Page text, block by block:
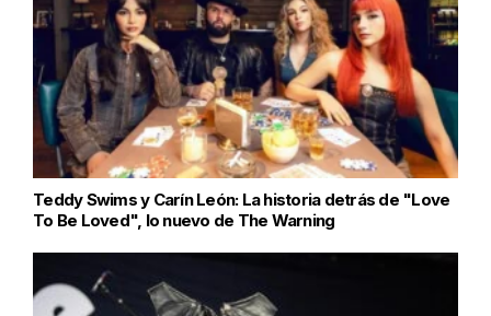
Teddy Swims y Carín León: La historia detrás de "Love
To Be Loved", lo nuevo de The Warning